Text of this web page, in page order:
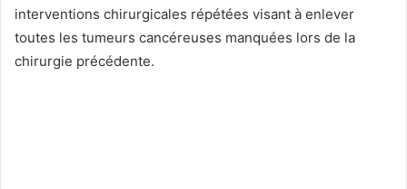
interventions chirurgicales répétées visant à enlever
toutes les tumeurs cancéreuses manquées lors de la
chirurgie précédente.